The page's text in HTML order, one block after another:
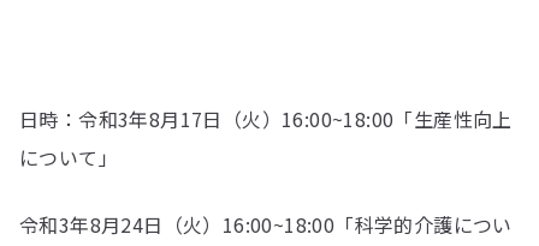
日時：令和3年8月17日（火）16:00~18:00「生産性向上
について」
令和3年8月24日（火）16:00~18:00「科学的介護につい